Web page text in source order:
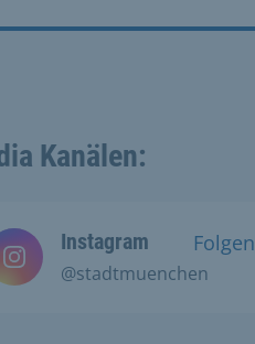
Kanälen:
Instagram
@stadtmuenchen
Folgen